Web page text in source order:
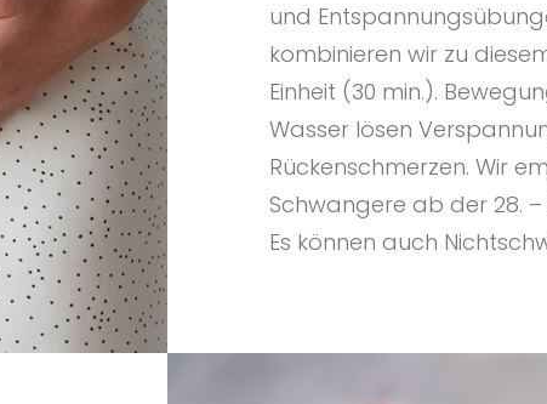
und
kombinieren wir zu
Einheit (30 min.).
Wasser lösen
Rückenschmerzen. Wir
Schwangere ab der 28.
Es können auch